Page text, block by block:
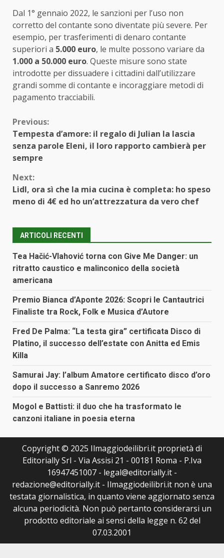
Dal 1° gennaio 2022, le sanzioni per l’uso non
corretto del contante sono diventate più severe. Per
esempio, per trasferimenti di denaro contante
superiori a 5.000 euro, le multe possono variare da
1.000 a 50.000 euro. Queste misure sono state
introdotte per dissuadere i cittadini dall’utilizzare
grandi somme di contante e incoraggiare metodi di
pagamento tracciabili.
Continue
Reading
Previous:
Tempesta d’amore: il regalo di Julian la lascia
senza parole Eleni, il loro rapporto cambierà per
sempre
Next:
Lidl, ora sì che la mia cucina è completa: ho speso
meno di 4€ ed ho un’attrezzatura da vero chef
ARTICOLI RECENTI
Tea Hačić-Vlahović torna con Give Me Danger: un
ritratto caustico e malinconico della società
americana
Premio Bianca d’Aponte 2026: Scopri le Cantautrici
Finaliste tra Rock, Folk e Musica d’Autore
Fred De Palma: “La testa gira” certificata Disco di
Platino, il successo dell’estate con Anitta ed Emis
Killa
Samurai Jay: l’album Amatore certificato disco d’oro
dopo il successo a Sanremo 2026
Mogol e Battisti: il duo che ha trasformato le
canzoni italiane in poesia eterna
Copyright © 2025 Ilmaggiodeilibri.it proprietà di
Editorially Srl - Via Assisi 21 - 00181 Roma - P.Iva
16947451007 - legal@editorially.it -
redazione@editorially.it - Ilmaggiodeilibri.it non è una
testata giornalistica, in quanto viene aggiornato senza
alcuna periodicità. Non può pertanto considerarsi un
prodotto editoriale ai sensi della legge n. 62 del
07.03.2001